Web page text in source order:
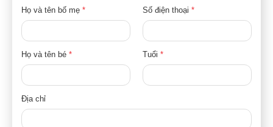
Họ và tên bố mẹ * Số điện thoại *
Họ và tên bé * Tuổi *
Địa chỉ